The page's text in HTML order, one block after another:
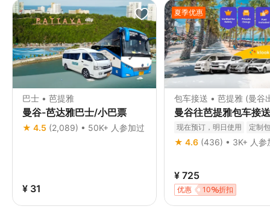
巴士 • 芭提雅
曼谷-芭达雅巴士/小巴票
★ 4.5 (2,089) • 50K+ 人参加过
¥ 31
夏季优惠
包车接送 • 芭提雅 (曼谷
曼谷往芭提雅包车接送
现在预订，明日使用
定制
免费取消
立即确认
★ 4.6 (436) • 3K+ 人参
¥ 725
10 折扣
优惠